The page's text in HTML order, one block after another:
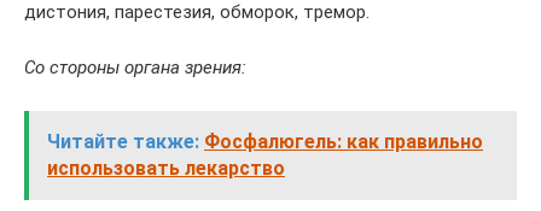
дистония, парестезия, обморок, тремор.
Со стороны органа зрения:
Читайте также: Фосфалюгель: как правильно
использовать лекарство